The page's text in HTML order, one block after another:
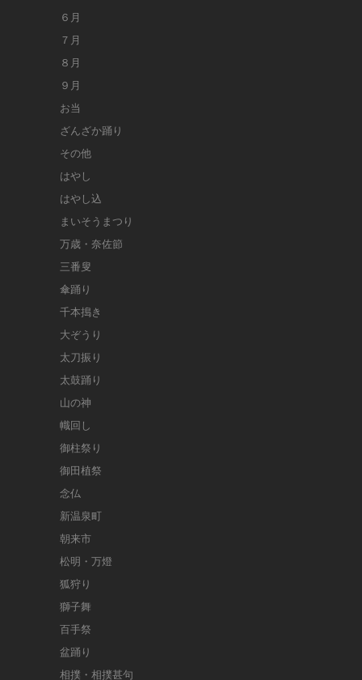
６月
７月
８月
９月
お当
ざんざか踊り
その他
はやし
はやし込
まいそうまつり
万歳・奈佐節
三番叟
傘踊り
千本搗き
大ぞうり
太刀振り
太鼓踊り
山の神
幟回し
御柱祭り
御田植祭
念仏
新温泉町
朝来市
松明・万燈
狐狩り
獅子舞
百手祭
盆踊り
相撲・相撲甚句